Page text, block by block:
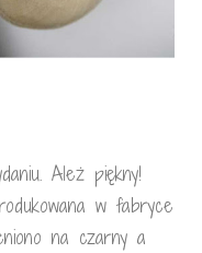
Ależ piękny!
w fabryce
na czarny a